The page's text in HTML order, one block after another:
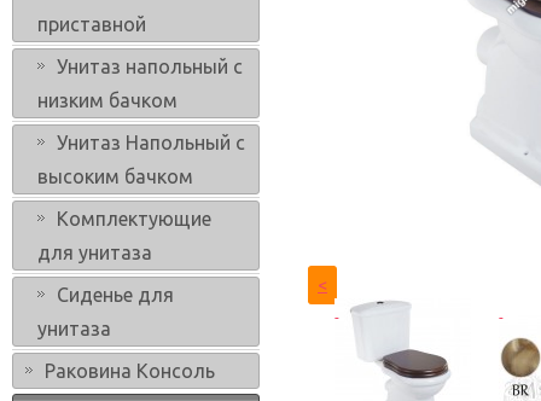
приставной
Унитаз напольный с
низким бачком
Унитаз Напольный с
высоким бачком
Комплектующие
для унитаза
Сиденье для
унитаза
Раковина Консоль
<